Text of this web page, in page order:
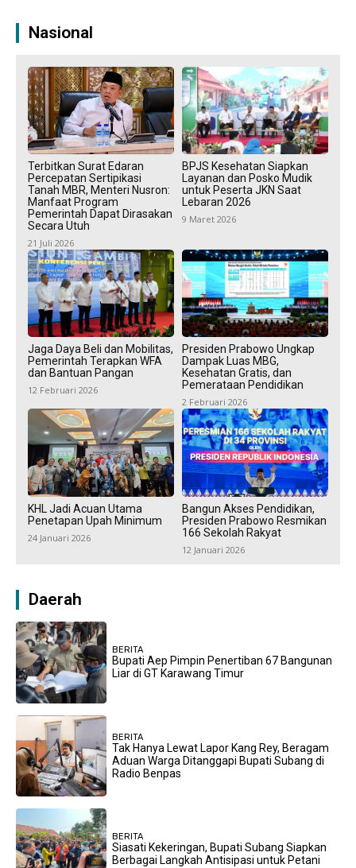
Nasional
Terbitkan Surat Edaran
Percepatan Sertipikasi
Tanah MBR, Menteri Nusron:
Manfaat Program
Pemerintah Dapat Dirasakan
Secara Utuh
21 Juli 2026
BPJS Kesehatan Siapkan
Layanan dan Posko Mudik
untuk Peserta JKN Saat
Lebaran 2026
9 Maret 2026
Jaga Daya Beli dan Mobilitas,
Pemerintah Terapkan WFA
dan Bantuan Pangan
12 Februari 2026
Presiden Prabowo Ungkap
Dampak Luas MBG,
Kesehatan Gratis, dan
Pemerataan Pendidikan
2 Februari 2026
KHL Jadi Acuan Utama
Penetapan Upah Minimum
24 Januari 2026
Bangun Akses Pendidikan,
Presiden Prabowo Resmikan
166 Sekolah Rakyat
12 Januari 2026
Daerah
BERITA
Bupati Aep Pimpin Penertiban 67 Bangunan
Liar di GT Karawang Timur
BERITA
Tak Hanya Lewat Lapor Kang Rey, Beragam
Aduan Warga Ditanggapi Bupati Subang di
Radio Benpas
BERITA
Siasati Kekeringan, Bupati Subang Siapkan
Berbagai Langkah Antisipasi untuk Petani